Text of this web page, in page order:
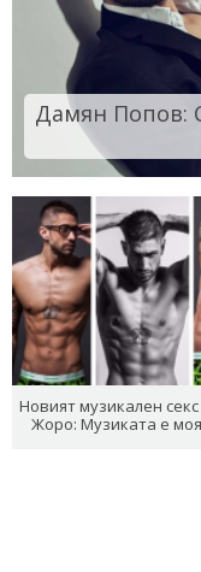
Дамян Попов:
Новият музикален
Жоро: Музиката е